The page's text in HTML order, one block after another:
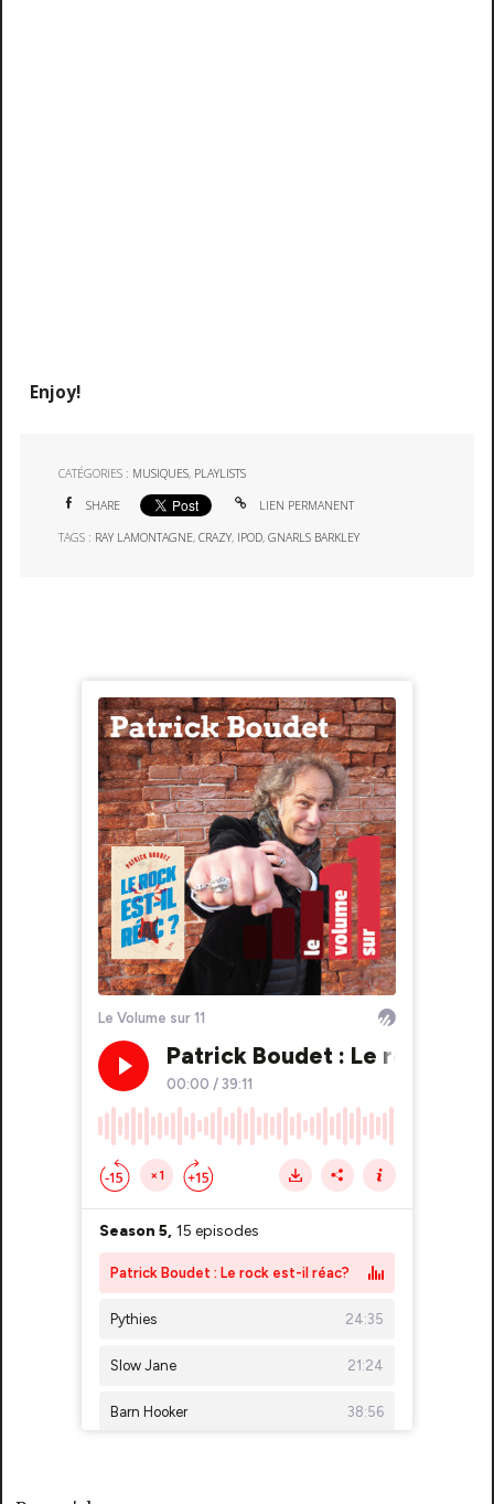
Enjoy!
CATÉGORIES : MUSIQUES, PLAYLISTS
SHARE LIEN PERMANENT
TAGS : RAY LAMONTAGNE,CRAZY, IPOD,GNARLS BARKLEY